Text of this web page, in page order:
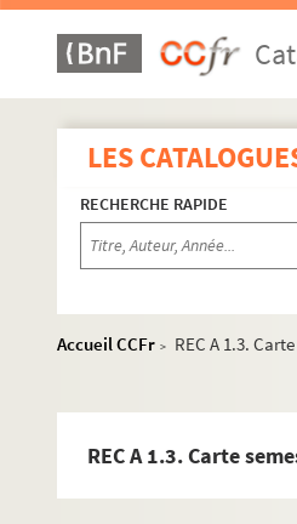
LES
RECHERCHE RAPIDE
Accueil CCFr >
REC A 1.3.
REC A 1.3. Carte